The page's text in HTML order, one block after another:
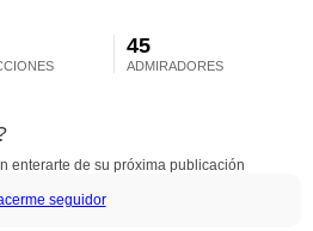
45
ADMIRADORES
enterarte de su próxima publicación
seguidor